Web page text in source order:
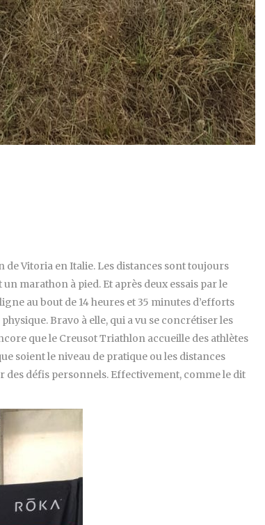
de Vitoria en Italie. Les distances sont toujours
marathon à pied. Et après deux essais par le
au bout de 14 heures et 35 minutes d’efforts
Bravo à elle, qui a vu se concrétiser les
que le Creusot Triathlon accueille des athlètes
soient le niveau de pratique ou les distances
des défis personnels. Effectivement, comme le dit